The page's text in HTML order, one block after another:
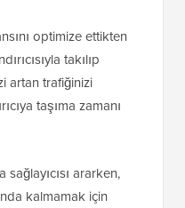
optimize ettikten
takılıp
artan trafiğinizi
taşıma zamanı
ararken,
kalmamak için